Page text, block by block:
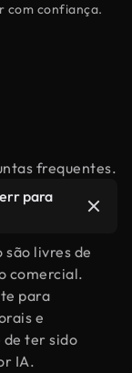
com confiança.
frequentes.
para
livres de
comercial.
para
e
ter sido
IA.